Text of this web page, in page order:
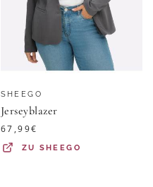
SHEEGO
Jerseyblazer
67,99€
ZU SHEEGO